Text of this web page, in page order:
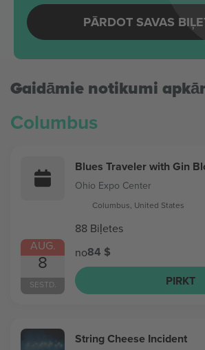
PĀRDOT SAVAS
Gaidāmie notikumi
Columbus
AUG.
8
SESTD.
Blues Traveler with Gin
Ohio Expo Center
Columbus, United States
88 Biļetes
no84 $
PIRKT
String Cheese Incident